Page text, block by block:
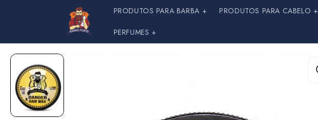
PRODUTOS PARA BARBA + PRODUTOS PARA CABELO +
PERFUMES +